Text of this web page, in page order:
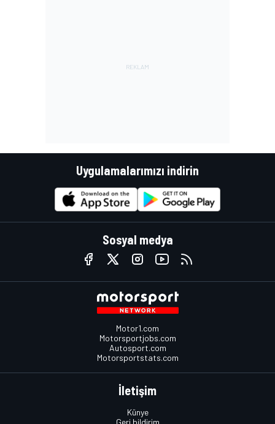
Uygulamalarımızı indirin
Sosyal medya
Motor1.com
Motorsportjobs.com
Autosport.com
Motorsportstats.com
İletişim
Künye
Geri bildirim